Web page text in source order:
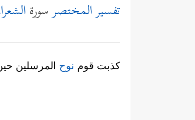
تفسير المختصرسورة
كذبت قوم نوح المرسلين